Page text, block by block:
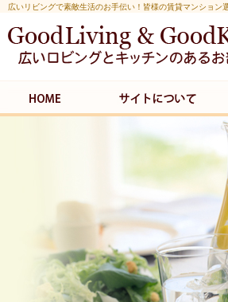
広いリビングで素敵生活のお手伝い！皆様の賃貸マンション